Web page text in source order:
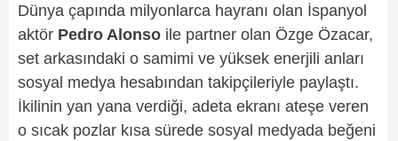
Dünya çapında milyonlarca hayranı olan İspanyol
aktör Pedro Alonso ile partner olan Özge Özacar,
set arkasındaki o samimi ve yüksek enerjili anları
sosyal medya hesabından takipçileriyle paylaştı.
İkilinin yan yana verdiği, adeta ekranı ateşe veren
o sıcak pozlar kısa sürede sosyal medyada beğeni